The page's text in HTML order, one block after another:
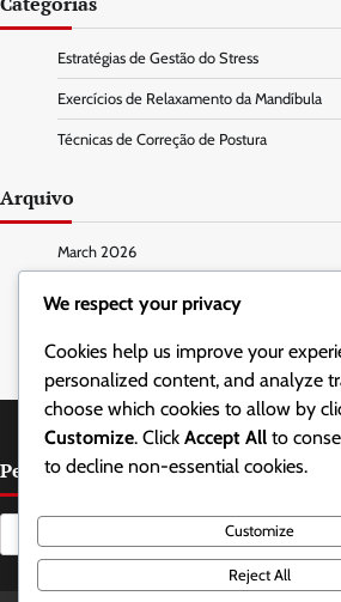
Estratégias de Gestão do Stress
Exercícios de Relaxamento da Mandíbula
Técnicas de Correção de Postura
Arquivo
March 2026
February 2026
Pesquisar
Search
for:
We respect your privacy
Cookies help us improve your
personalized content, and analyze
choose which cookies to allow by
Customize. Click Accept All to
to decline non-essential cookies.
Customize
Reject All